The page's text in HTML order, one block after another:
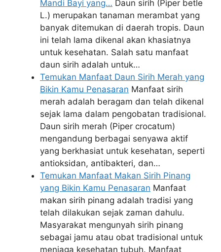
Mandi Bayi yang… Daun sirih (Piper betle
L.) merupakan tanaman merambat yang
banyak ditemukan di daerah tropis. Daun
ini telah lama dikenal akan khasiatnya
untuk kesehatan. Salah satu manfaat
daun sirih adalah untuk…
Temukan Manfaat Daun Sirih Merah yang
Bikin Kamu Penasaran Manfaat sirih
merah adalah beragam dan telah dikenal
sejak lama dalam pengobatan tradisional.
Daun sirih merah (Piper crocatum)
mengandung berbagai senyawa aktif
yang berkhasiat untuk kesehatan, seperti
antioksidan, antibakteri, dan…
Temukan Manfaat Makan Sirih Pinang
yang Bikin Kamu Penasaran Manfaat
makan sirih pinang adalah tradisi yang
telah dilakukan sejak zaman dahulu.
Masyarakat mengunyah sirih pinang
sebagai jamu atau obat tradisional untuk
menjaga kesehatan tubuh. Manfaat